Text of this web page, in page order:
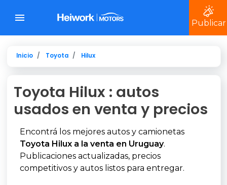
Publicar
Inicio Toyota Hilux
Toyota Hilux : autos
usados en venta y precios
Encontrá los mejores autos y camionetas
Toyota Hilux a la venta en Uruguay.
Publicaciones actualizadas, precios
competitivos y autos listos para entregar.